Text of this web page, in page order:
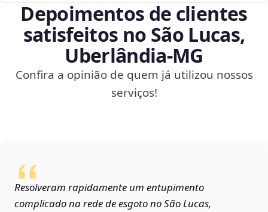
Depoimentos de clientes
satisfeitos no São Lucas,
Uberlândia‑MG
Confira a opinião de quem já utilizou nossos
serviços!
Resolveram rapidamente um entupimento
complicado na rede de esgoto no São Lucas,